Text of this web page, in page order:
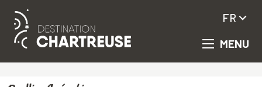
Aller
MENU
FR